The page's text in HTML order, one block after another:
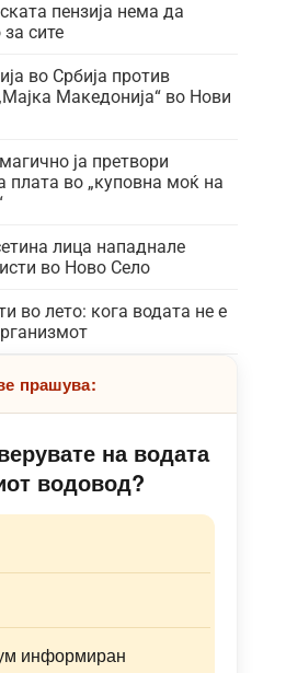
пензија нема да
сите
во Србија против
Македонија“ во Нови
ја претвори
плата во „куповна моќ на
лица нападнале
во Ново Село
во лето: кога водата не е
прашува:
на водата
водовод?
информиран